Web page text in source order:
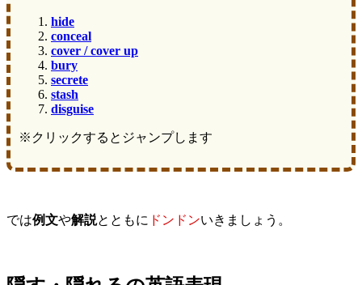
hide
conceal
cover / cover up
bury
secrete
stash
disguise
※クリックするとジャンプします
では例文や解説とともに ドンドンいきましょう。